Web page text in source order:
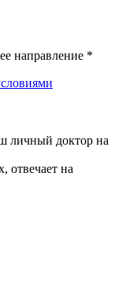
направление *
личный доктор на
отвечает на